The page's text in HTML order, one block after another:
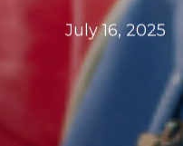
July 16, 2025